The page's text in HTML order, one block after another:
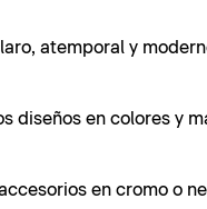
atemporal y
diseños en colores y
en cromo o